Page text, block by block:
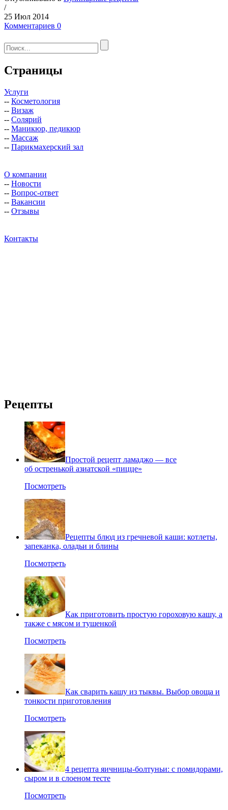
/
25 Июл 2014
Комментариев 0
Страницы
Услуги
-- Косметология
-- Визаж
-- Солярий
-- Маникюр, педикюр
-- Массаж
-- Парикмахерский зал
О компании
-- Новости
-- Вопрос-ответ
-- Вакансии
-- Отзывы
Контакты
Рецепты
Простой рецепт ламаджо — все
об остренькой азиатской «пицце»
Посмотреть
Рецепты блюд из гречневой каши: котлеты,
запеканка, оладьи и блины
Посмотреть
Как приготовить простую гороховую кашу, а
также с мясом и тушенкой
Посмотреть
Как сварить кашу из тыквы. Выбор овоща и
тонкости приготовления
Посмотреть
4 рецепта яичницы-болтуньи: с помидорами,
сыром и в слоеном тесте
Посмотреть